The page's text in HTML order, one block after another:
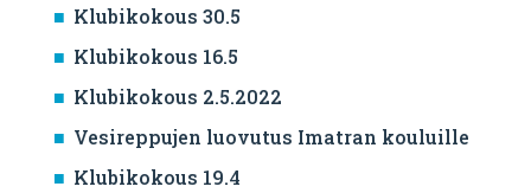
Klubikokous 30.5
Klubikokous 16.5
Klubikokous 2.5.2022
Vesireppujen luovutus Imatran kouluille
Klubikokous 19.4